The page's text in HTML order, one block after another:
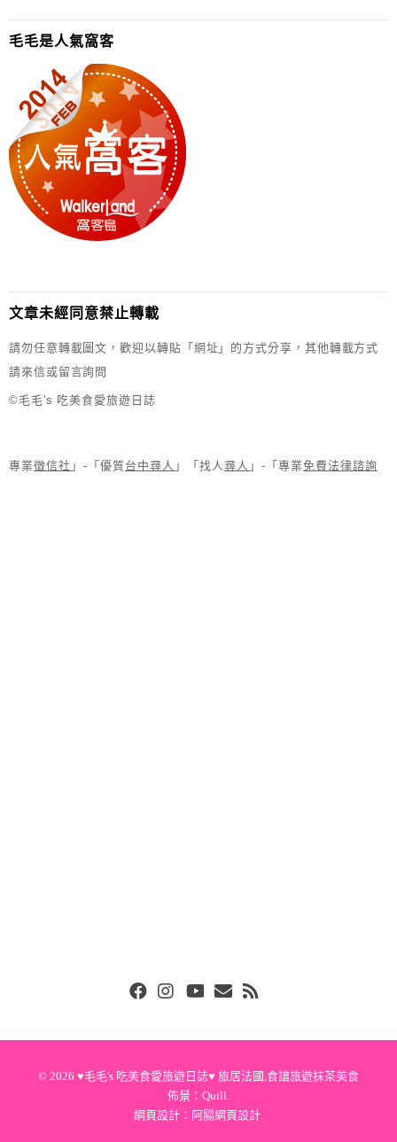
毛毛是人氣窩客
文章未經同意禁止轉載
請勿任意轉載圖文，歡迎以轉貼「網址」的方式分享，其他轉載方式
請來信或留言詢問
©毛毛's 吃美食愛旅遊日誌
專業徵信社 」-「優質台中尋人 」「找人 尋人 」-「專業免費法律諮詢
© 2026 ♥毛毛's 吃美食愛旅遊日誌♥ 旅居法國,食譜旅遊抹茶美食
佈景： Quill
網頁設計： 阿腸網頁設計